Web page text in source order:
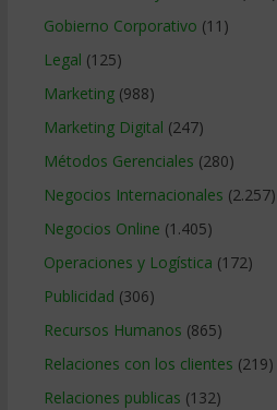
Gobierno Corporativo (11)
Legal (125)
Marketing(988)
Marketing Digital (247)
Métodos Gerenciales (280)
Negocios Internacionales (2.257)
Negocios Online (1.405)
Operaciones y Logística (172)
Publicidad (306)
Recursos Humanos (865)
Relaciones con los clientes (219)
Relaciones publicas (132)